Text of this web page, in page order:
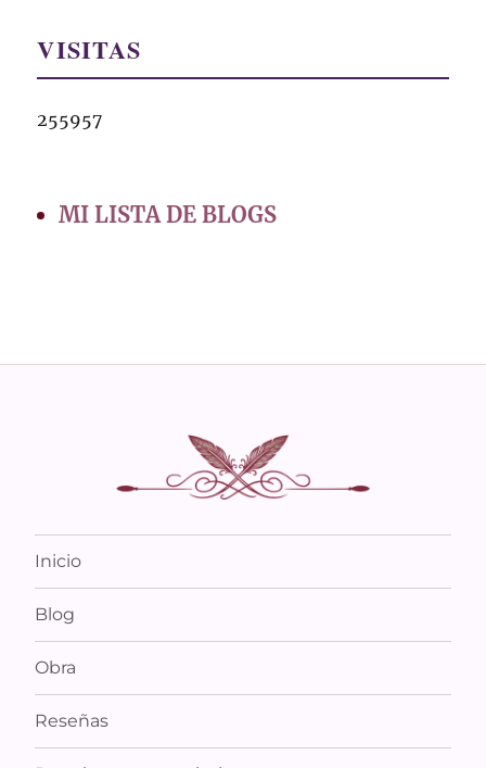
VISITAS
255957
MI LISTA DE BLOGS
Inicio
Blog
Obra
Reseñas